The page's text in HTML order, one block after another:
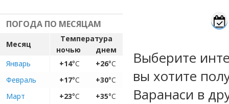
ПОГОДА ПО МЕСЯЦАМ
Месяц
Температура
ночью
днем
Январь
+14°C +26°C
Февраль
+17°C +30°C
Март
+23°C +35°C
Выберите
вы хотите
Варанаси в